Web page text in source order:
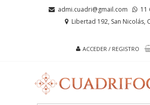
admi.cuadri@gmail.com
11
Libertad 192, San Nicolás,
ACCEDER / REGISTRO